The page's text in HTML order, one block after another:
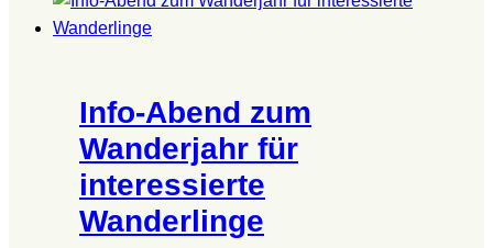
Info-Abend zum
Wanderjahr für
interessierte
Wanderlinge